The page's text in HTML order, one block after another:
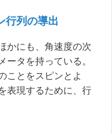
行列の導出
かにも、角速度の次
ータを持っている。
ことをスピンとよ
表現するために、行